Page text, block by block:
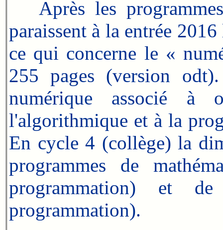
Après les
paraissent à la entrée
ce qui concerne le «
255 pages (version
numérique associé
l'algorithmique et à la
En cycle 4 (collège) la
programmes de
programmation) et
programmation).